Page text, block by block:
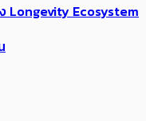
Longevity Ecosystem